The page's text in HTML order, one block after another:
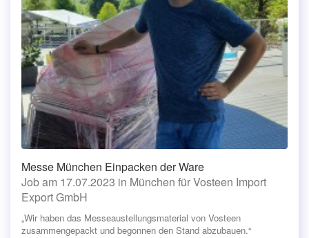
Messe München Einpacken der Ware
Job am 17.07.2023 in München für Vosteen Import
Export GmbH
„Wir haben das Messeaustellungsmaterial von Vosteen
zusammengepackt und begonnen den Stand abzubauen.“